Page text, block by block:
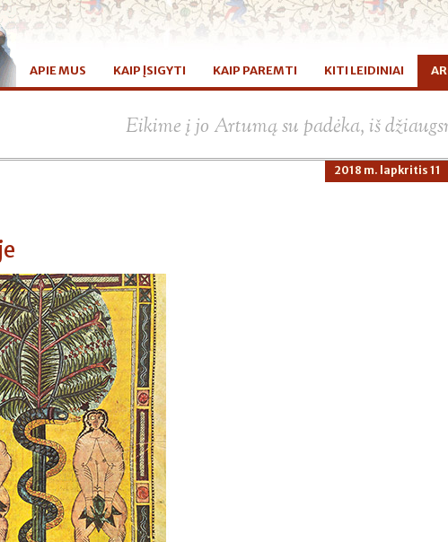
APIE MUS KAIP ĮSIGYTI KAIP PAREMTI KITI LEIDINIAI
Eikime į jo Artumą su padėka, iš
2018 m. lapkritis 11